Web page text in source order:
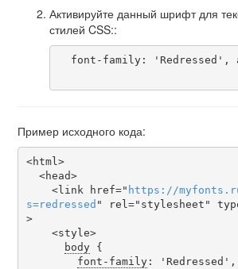
Активируйте данный шрифт для
стилей CSS::
Пример исходного кода:
<html>
    <link href="
https ://myfonts .
s=redressed " rel="stylesheet"
>
body {
font-family: